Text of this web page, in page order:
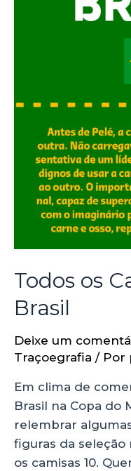
Todos os
Brasil
Deixe um
Traçoegrafia / Por
Em clima de
Brasil na Copa do
relembrar
figuras da seleção
os camisas 10.